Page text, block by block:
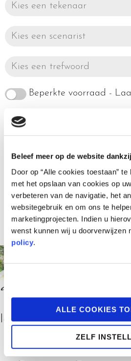
Beleef meer op de website
Door op “Alle cookies toestaan”
met het opslaan van cookies op
verbeteren van de navigatie, het
websitegebruik en om ons te
marketingprojecten. Indien u
wenst kunnen wij u doorverwijzen
policy.
ALLE COOKIES
ZELF
Kies een tekenaar
Kies een scenarist
Kies een trefwoord
Beperkte voorraad -
Ierse Composities 3: Derde Strofe (slot)
in stock
Ierse Composities 2: Tweede Strofe
22,95
in stock
€
in